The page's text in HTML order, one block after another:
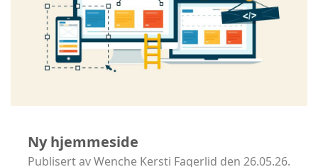
Ny hjemmeside
Publisert av Wenche Kersti Fagerlid den 26.05.26.